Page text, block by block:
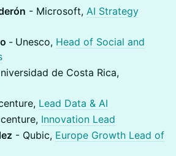
- Microsoft, AI Strategy
- Unesco, Head of Social and
de Costa Rica,
Lead Data & AI
Innovation Lead
- Qubic, Europe Growth Lead of